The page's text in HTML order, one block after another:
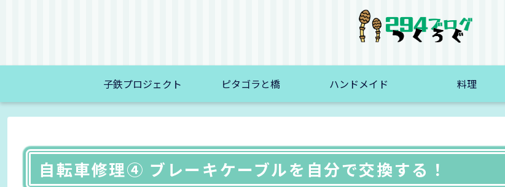
子鉄プロジェクト ピタゴラと橋 ハンドメイド 料理
自転車修理④ ブレーキケーブルを自分で交換する！